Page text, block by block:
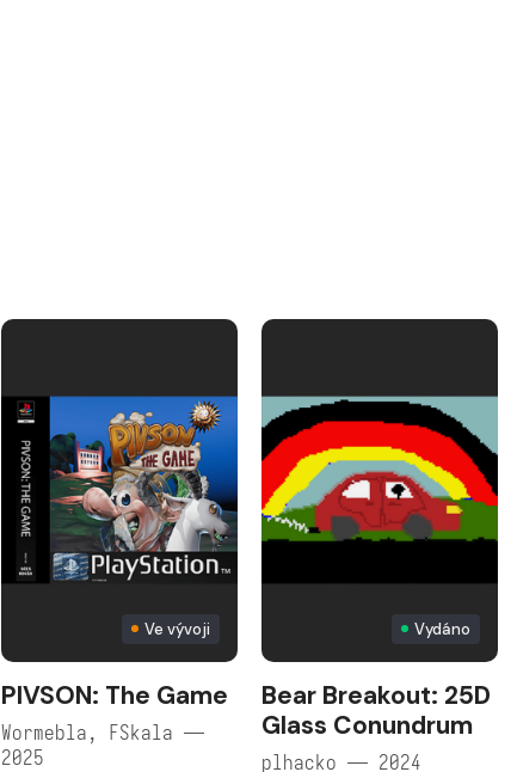
Ve vývoji
PIVSON: The Game
Wormebla, FSkala —
2025
Vydáno
Bear Breakout: 25D
Glass Conundrum
plhacko — 2024